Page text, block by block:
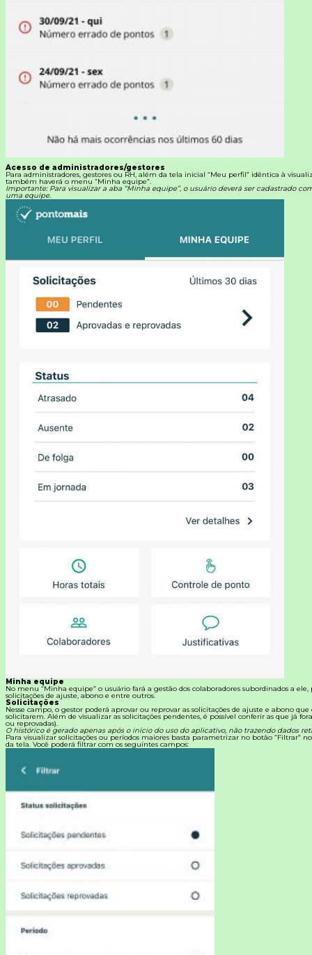
Acesso de administradores/gestores
Para administradores, gestores ou RH, além da tela inicial “Meu perfil” idêntica à
também haverá o menu “Minha equipe”.
Importante: Para visualizar a aba “Minha equipe”, o usuário deverá ser cadastrado
uma equipe.
Minha equipe
No menu “Minha equipe” o usuário fará a gestão dos colaboradores subordinados a
solicitações de ajuste, abono e entre outros.
Solicitações
Nesse campo, o gestor poderá aprovar ou reprovar as solicitações de ajuste e abono que
solicitarem. Além de visualizar as solicitações pendentes, é possível conferir as que já
ou reprovadas).
O histórico é gerado apenas após o início do uso do aplicativo, não trazendo dados
Para visualizar solicitações ou períodos maiores basta parametrizar no botão “Filtrar”
da tela. Você poderá filtrar com os seguintes campos: